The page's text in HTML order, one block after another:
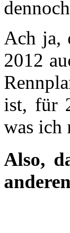
Ach ja,
2012
ist, für
was ich
Also,